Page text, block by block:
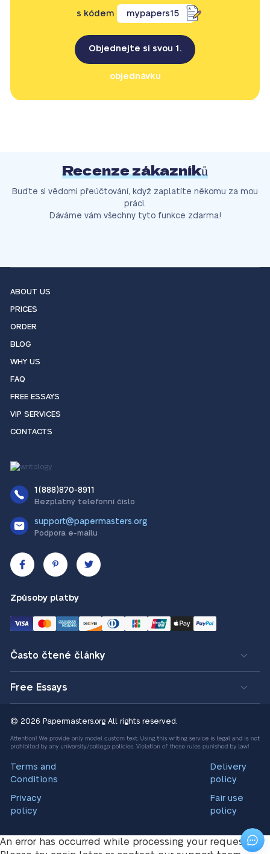
s kódem mypapers15
Objednejte si svou 1.
objednávku
Recenze zákazníků
Buďte si vědomi přeúčtování, když zaplatíte někomu za mou
práci.
Dáváme vám všechny tyto funkce zdarma!
ABOUT US
PRICES
ORDER
BLOG
WHY US
FAQ
FREE ESSAYS
VIP SERVICES
CONTACTS
1(888)870-8911
Bezplatný telefonní číslo
support@papermasters.org
Podpora e-mailu
Způsoby platby
Často čtené články
Free Essays
© 2026 Papermasters.org All rights reserved.
Terms and
Conditions
Privacy
policy
Delivery
policy
Fair use
policy
An error has occurred while processing your request.